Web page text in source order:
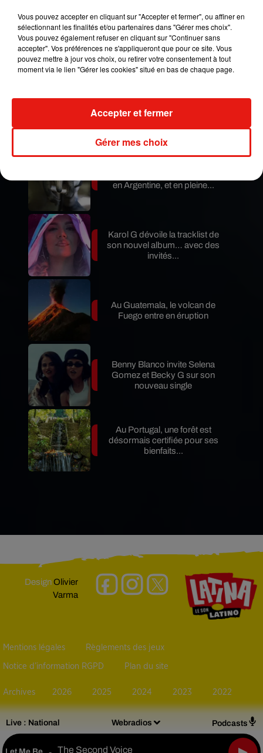
Live : National Webradios Podcasts
The Second Voice
Publié : 2 septembre 2020 à 13h05 par A.L.
Pitt,Rian Johnson,Rosamund PikeetBernadette
Caulfield, n'a pas encore de date de sortie.
Mundo Latino
Guatemala : l'éruption du volcan
en Argentine, et en pleine...
Karol G dévoile la tracklist de
son nouvel album… avec des
invités...
Au Guatemala, le volcan de
Fuego entre en éruption
Benny Blanco invite Selena
Gomez et Becky G sur son
nouveau single
Au Portugal, une forêt est
désormais certifiée pour ses
bienfaits...
DesignOlivier
Varma
Mentions légales Règlements des jeux
Notice d’information RGPD Plan du site
Archives 2026 2025 2024 2023 2022
Vous pouvez accepter en cliquant sur "Accepter et fermer", ou affiner en
sélectionnant les finalités et/ou partenaires dans "Gérer mes choix".
Vous pouvez également refuser en cliquant sur "Continuer sans
accepter". Vos préférences ne s'appliqueront que pour ce site. Vous
pouvez mettre à jour vos choix, ou retirer votre consentement à tout
moment via le lien "Gérer les cookies" situé en bas de chaque page.
Gérer mes choix
Accepter et fermer